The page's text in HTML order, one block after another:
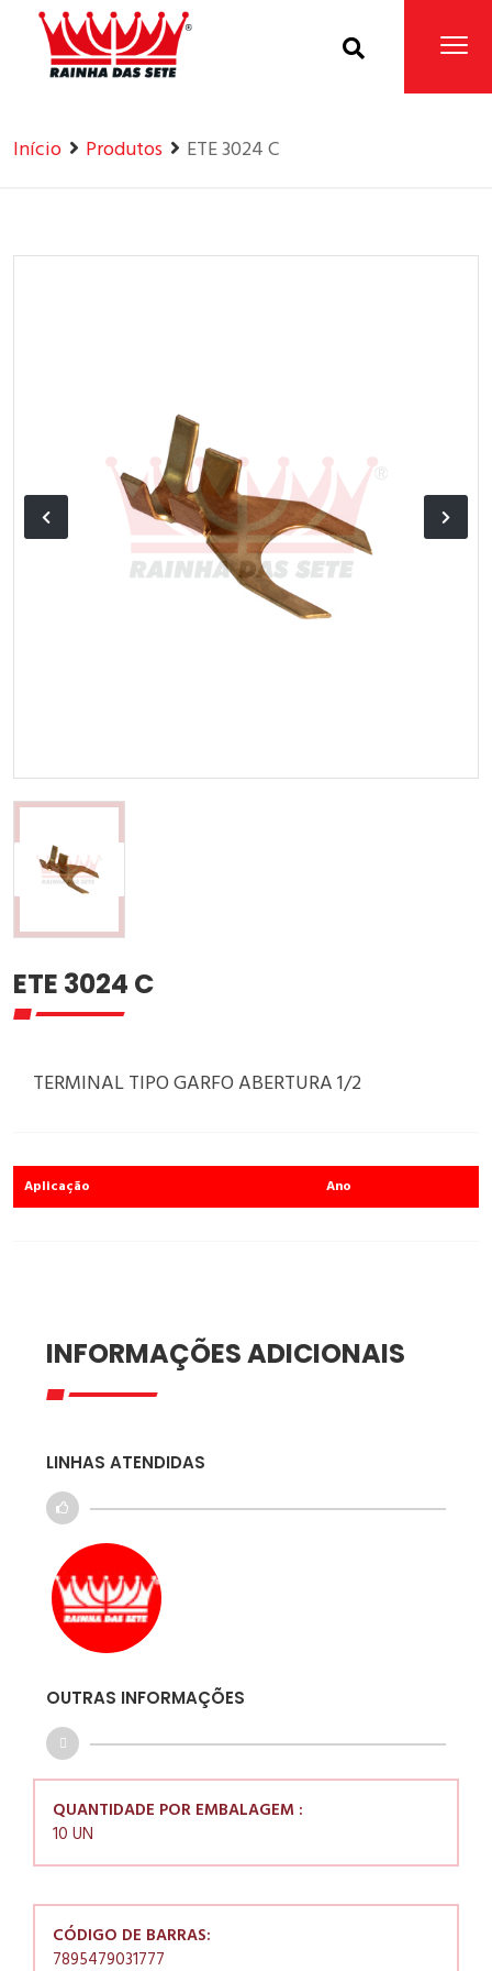
Home Produtos
Início Produtos ETE 3024 C
ETE 3024 C
TERMINAL TIPO GARFO ABERTURA 1/2
Aplicação Ano
INFORMAÇÕES ADICIONAIS
LINHAS ATENDIDAS
OUTRAS INFORMAÇÕES
QUANTIDADE POR EMBALAGEM :
10 UN
CÓDIGO DE BARRAS:
7895479031777